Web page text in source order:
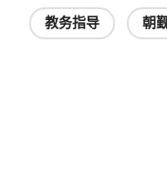
教务指导 朝